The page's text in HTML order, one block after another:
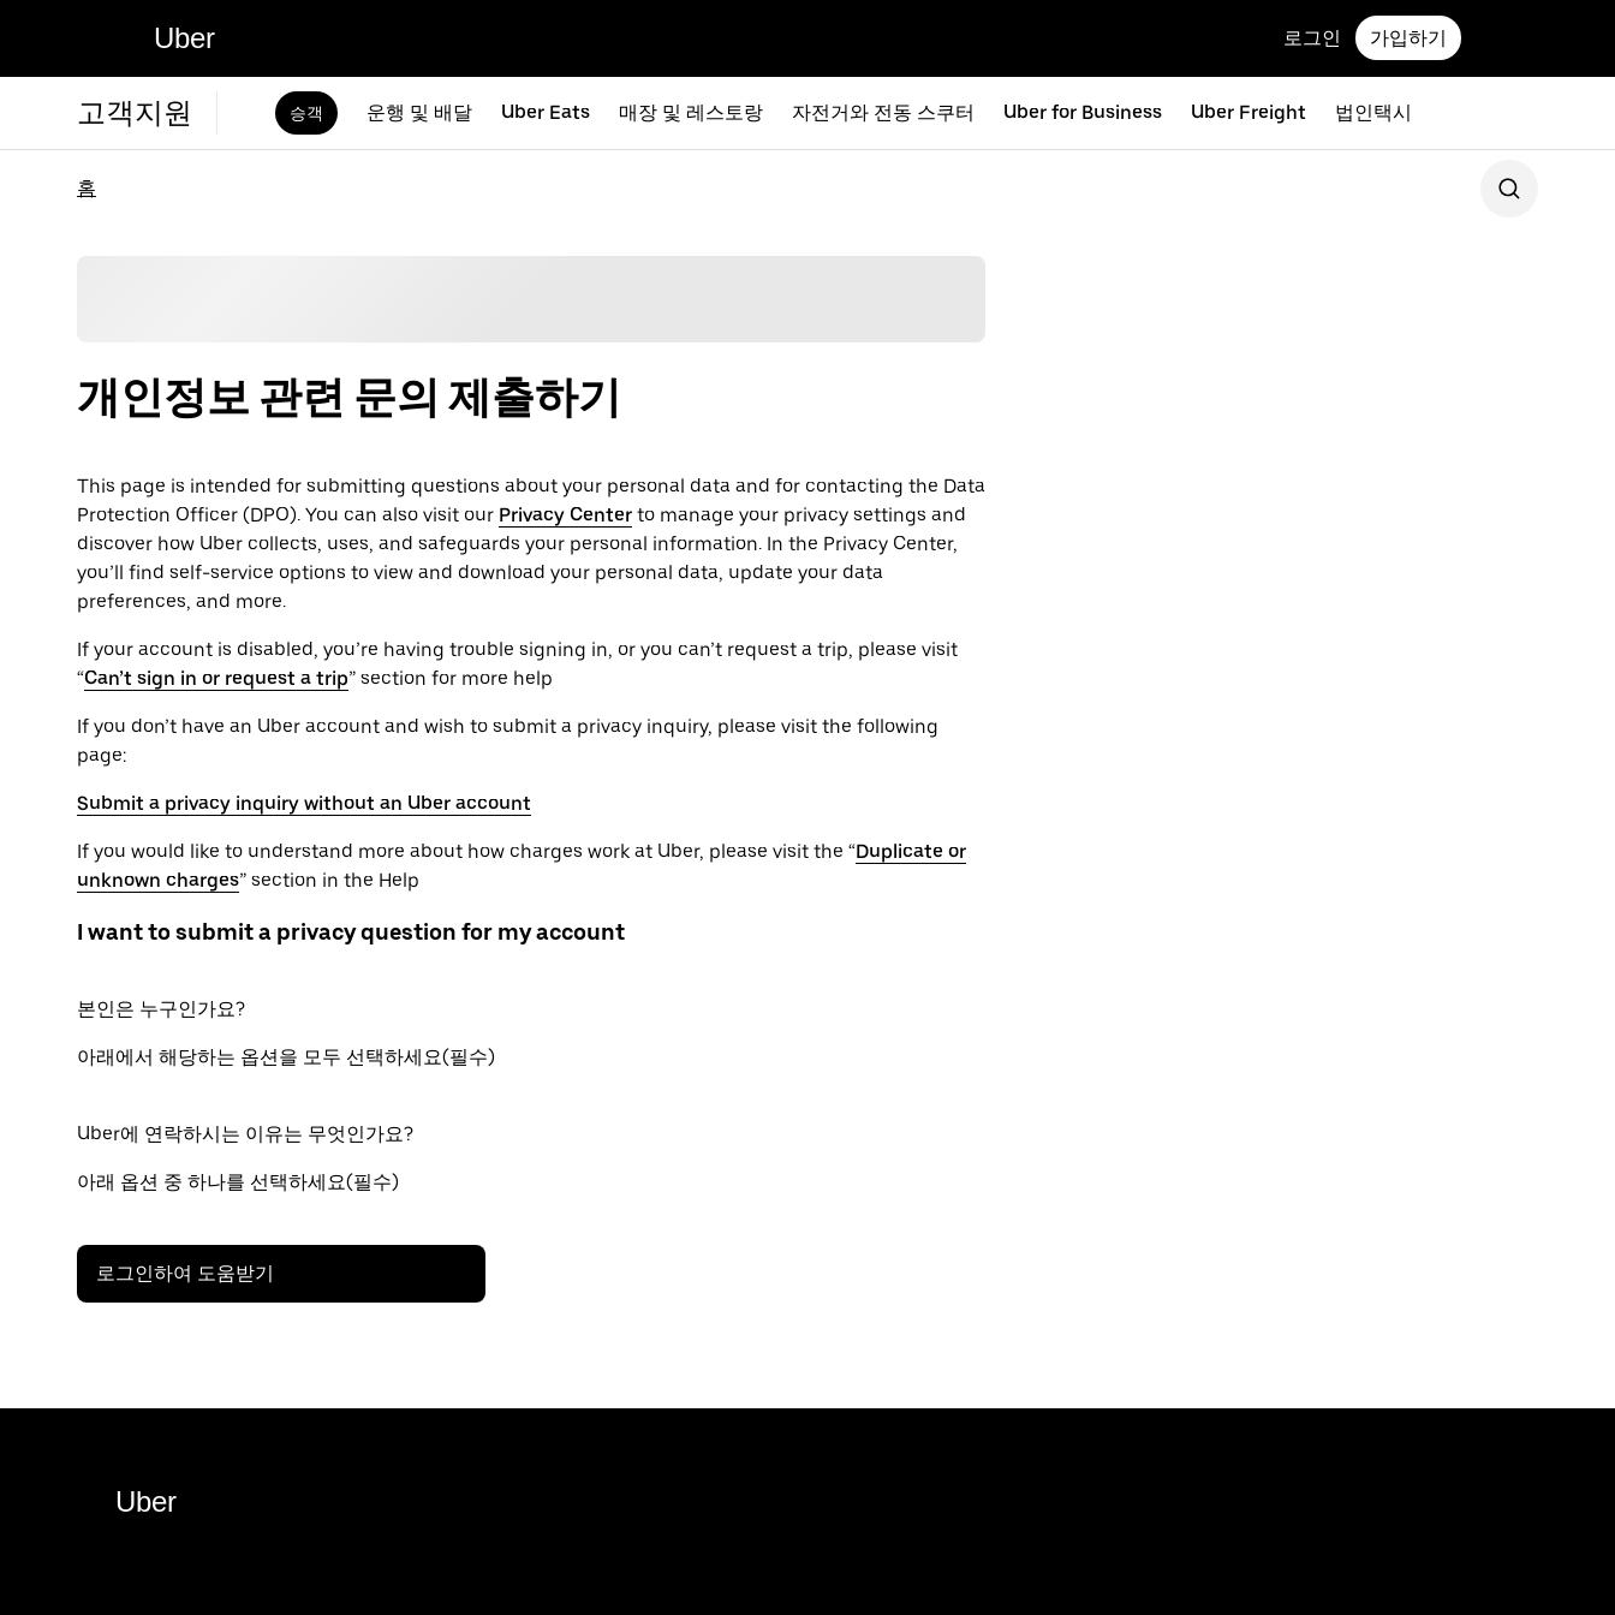
Uber 로그인 가입하기
고객지원 승객 운행 및 배달 Uber Eats 매장 및 레스토랑 자전거와 전동 스쿠터 Uber for Business Uber Freight 법인택시
홈
개인정보 관련 문의 제출하기
This page is intended for submitting questions about your personal ‌data and for contacting the ‌Data
Protection Officer (​​DPO). You can also visit our Privacy Center to manage your privacy settings and
discover how Uber collects, uses, and safeguards your personal information. In the Privacy Center,
you’ll find self-service options to view and download your personal data, update your data
preferences, and more.
If your account is disabled, you’re having trouble signing in, or you can’t request a trip, please visit
“Can’t sign in or request a trip” section for more help
If you don’t have an Uber account and wish to submit a privacy inquiry, please visit the following
page:
Submit a privacy inquiry without an Uber account
If you would like to understand more about how charges work at Uber, please visit the “Duplicate or
unknown charges” section in the Help
I want to submit a privacy question for my account
본인은 누구인가요?
아래에서 해당하는 옵션을 모두 선택하세요(필수)
Uber에 연락하시는 이유는 무엇인가요?
아래 옵션 중 하나를 선택하세요(필수)
로그인하여 도움받기
Uber